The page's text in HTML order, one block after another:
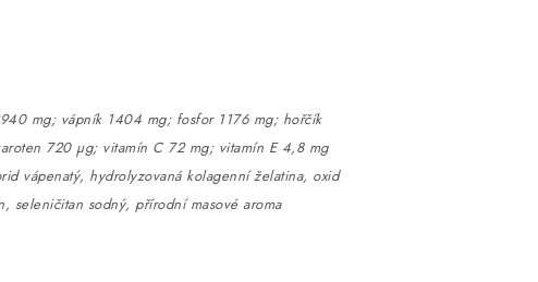
mg; vápník 1404 mg; fosfor 1176 mg; hořčík
720 µg; vitamín C 72 mg; vitamín E 4,8 mg
vápenatý, hydrolyzovaná kolagenní želatina, oxid
seleničitan sodný, přírodní masové aroma